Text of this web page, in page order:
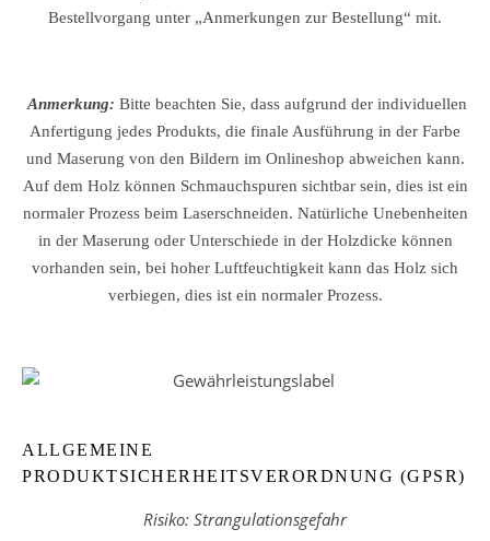
Bestellvorgang unter „Anmerkungen zur Bestellung“ mit.
Anmerkung: Bitte beachten Sie, dass aufgrund der individuellen
Anfertigung jedes Produkts, die finale Ausführung in der Farbe
und Maserung von den Bildern im Onlineshop abweichen kann.
Auf dem Holz können Schmauchspuren sichtbar sein, dies ist ein
normaler Prozess beim Laserschneiden. Natürliche Unebenheiten
in der Maserung oder Unterschiede in der Holzdicke können
vorhanden sein, bei hoher Luftfeuchtigkeit kann das Holz sich
verbiegen, dies ist ein normaler Prozess.
ALLGEMEINE
PRODUKTSICHERHEITSVERORDNUNG (GPSR)
Risiko: Strangulationsgefahr